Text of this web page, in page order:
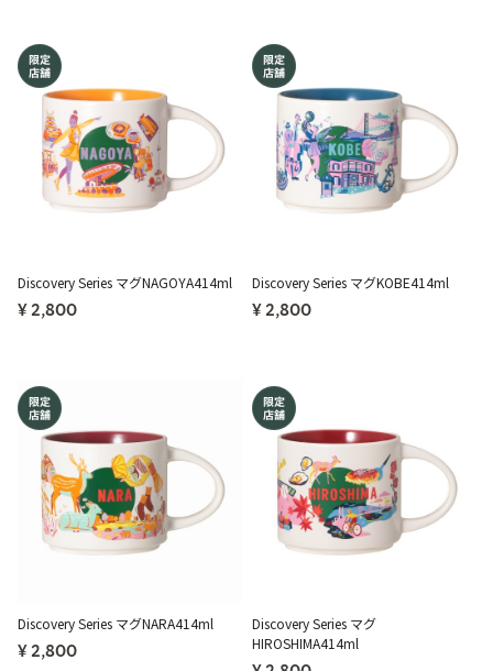
Discovery Series マグNAGOYA414ml
¥ 2,800
Discovery Series マグKOBE414ml
¥ 2,800
Discovery Series マグNARA414ml
¥ 2,800
Discovery Series マグ
HIROSHIMA414ml